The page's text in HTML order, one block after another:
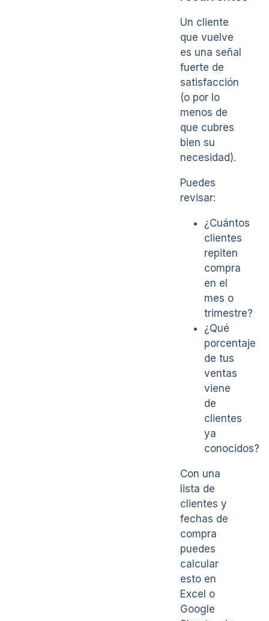
Un cliente
que vuelve
es una señal
fuerte de
satisfacción
(o por lo
menos de
que cubres
bien su
necesidad).
Puedes
revisar:
¿Cuántos
clientes
repiten
compra
en el
mes o
trimestre?
¿Qué
porcentaje
de tus
ventas
viene
de
clientes
ya
conocidos?
Con una
lista de
clientes y
fechas de
compra
puedes
calcular
esto en
Excel o
Google